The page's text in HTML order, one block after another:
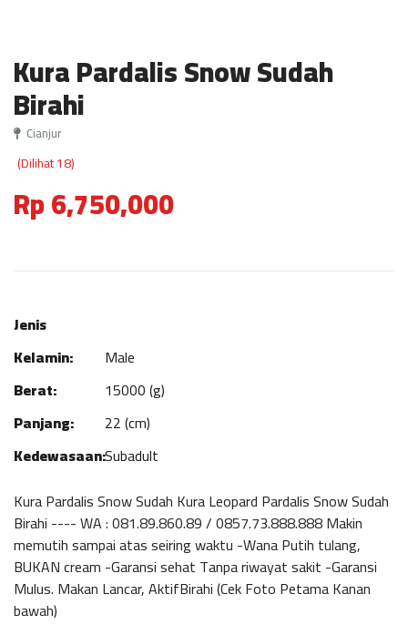
Kura Pardalis Snow Sudah
Birahi
Cianjur
(Dilihat 18)
Rp 6,750,000
Jenis
Kelamin:
Male
Berat:
15000 (g)
Panjang:
22 (cm)
Kedewasaan:Subadult
Kura Pardalis Snow Sudah Kura Leopard Pardalis Snow Sudah
Birahi ---- WA : 081.89.860.89 / 0857.73.888.888 Makin
memutih sampai atas seiring waktu -Wana Putih tulang,
BUKAN cream -Garansi sehat Tanpa riwayat sakit -Garansi
Mulus. Makan Lancar, AktifBirahi (Cek Foto Petama Kanan
bawah)